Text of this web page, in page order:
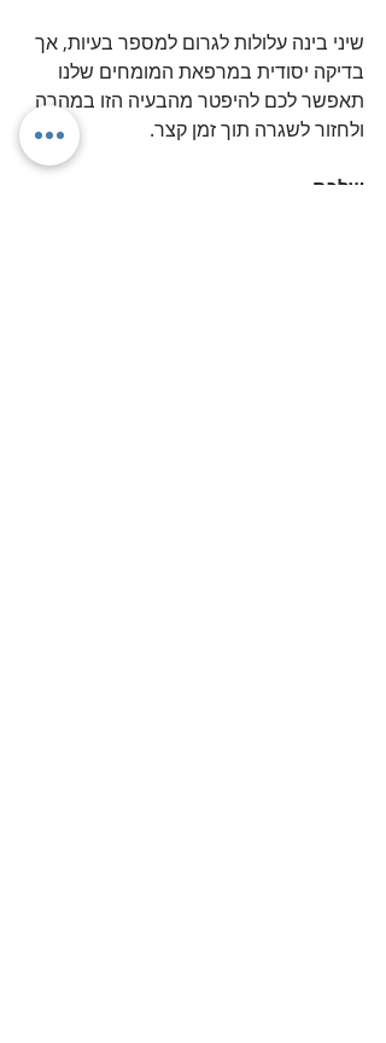
שיני בינה עלולות לגרום למספר בעיות, אך
בדיקה יסודית במרפאת המומחים שלנו
תאפשר לכם להיפטר מהבעיה הזו במהרה
ולחזור לשגרה תוך זמן קצר.
שלכם,